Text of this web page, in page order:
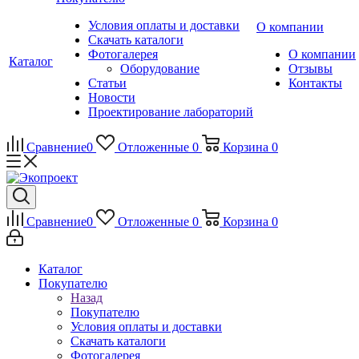
Каталог
Условия оплаты и доставки
Скачать каталоги
Фотогалерея
Оборудование
Статьи
Новости
Проектирование лабораторий
О компании
О компании
Отзывы
Контакты
Сравнение0 Отложенные 0 Корзина 0
Сравнение0 Отложенные 0 Корзина 0
Каталог
Покупателю
Назад
Покупателю
Условия оплаты и доставки
Скачать каталоги
Фотогалерея